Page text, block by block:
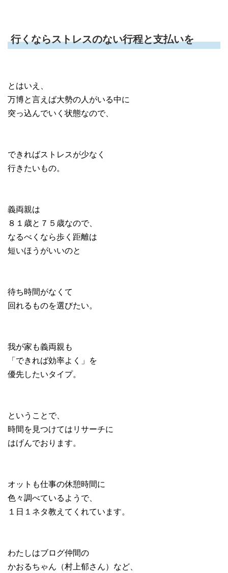
行くならストレスのない行程と支払いを
とはいえ、
万博と言えば大勢の人がいる中に
突っ込んでいく状態なので、
できればストレスが少なく
行きたいもの。
義両親は
８１歳と７５歳なので、
なるべくなら歩く距離は
短いほうがいいのと
待ち時間がなくて
回れるものを選びたい。
我が家も義両親も
「できれば効率よく」を
優先したいタイプ。
ということで、
時間を見つけてはリサーチに
はげんでおります。
オットも仕事の休憩時間に
色々調べているようで、
１日１ネタ教えてくれています。
わたしはブログ仲間の
かおるちゃん（村上郁さん）など、